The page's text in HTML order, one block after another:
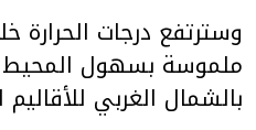
وسترتفع درجات الحرارة
ملموسة بسهول المحيط
بالشمال الغربي للأقاليم